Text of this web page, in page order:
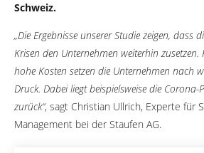
Schweiz.
„Die Ergebnisse unserer Studie zeigen, dass
Krisen den Unternehmen weiterhin zusetzen.
hohe Kosten setzen die Unternehmen nach
Druck. Dabei liegt beispielsweise die
zurück“, sagt Christian Ullrich, Experte für
Management bei der Staufen AG.